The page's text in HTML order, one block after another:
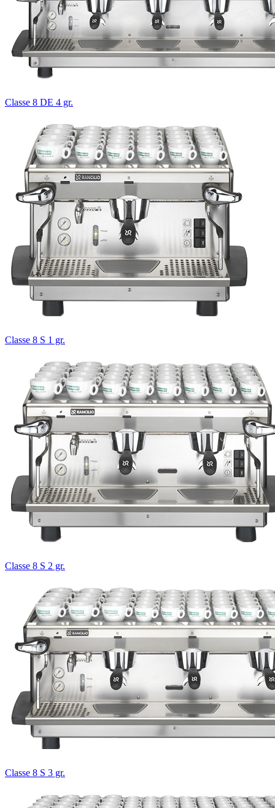
Classe 8 DE 4 gr.
Classe 8 S 1 gr.
Classe 8 S 2 gr.
Classe 8 S 3 gr.